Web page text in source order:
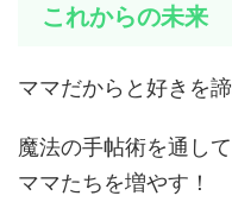
これからの未来
ママだからと好きを諦
魔法の手帖術を通し
ママたちを増やす！